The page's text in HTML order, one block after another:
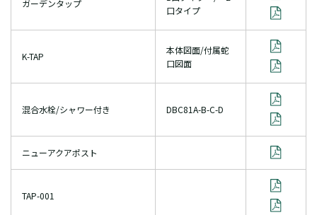
ガーデンタップ
口タイプ
K-TAP
本体図面/付属蛇
口図面
混合水栓/シャワー付き DBC81A-B-C-D
ニューアクアポスト
TAP-001